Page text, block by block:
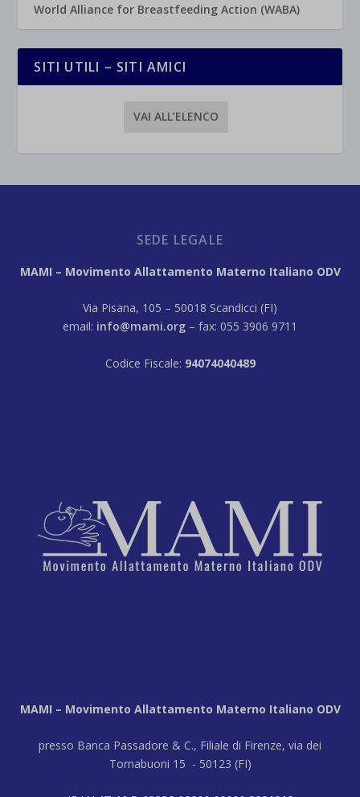
World Alliance for Breastfeeding Action (WABA)
SITI UTILI – SITI AMICI
VAI ALL’ELENCO
SEDE LEGALE
MAMI – Movimento Allattamento Materno Italiano ODV
Via Pisana, 105 – 50018 Scandicci (FI)
email: info@mami.org – fax: 055 3906 9711
Codice Fiscale: 94074040489
MAMI – Movimento Allattamento Materno Italiano ODV
presso Banca Passadore & C., Filiale di Firenze, via dei
Tornabuoni 15 - 50123 (FI)